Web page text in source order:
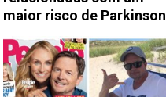
maior risco de Parkinson